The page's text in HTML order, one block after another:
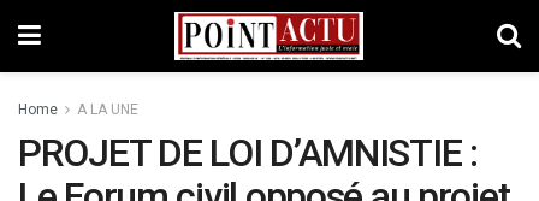
Home A LA UNE
PROJET DE LOI D’AMNISTIE :